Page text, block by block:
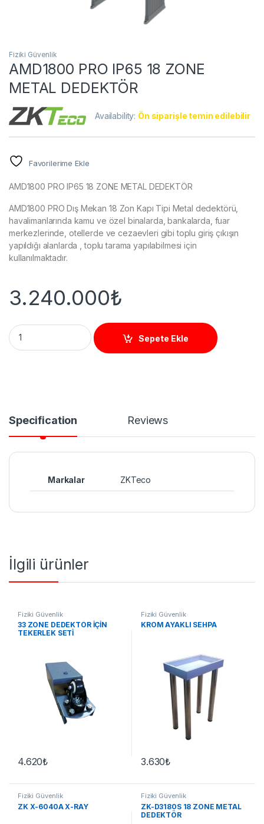
Fiziki Güvenlik
AMD1800 PRO IP65 18 ZONE
METAL DEDEKTÖR
Availability: Ön siparişle temin edilebilir
Favorilerime Ekle
AMD1800 PRO IP65 18 ZONE METAL DEDEKTÖR
AMD1800 PRO Dış Mekan 18 Zon Kapı Tipi Metal dedektörü,
havalimanlarında kamu ve özel binalarda, bankalarda, fuar
merkezlerinde, otellerde ve cezaevleri gibi toplu giriş çıkışın
yapıldığı alanlarda , toplu tarama yapılabilmesi için
kullanılmaktadır.
3.240.000₺
AMD1800 PRO IP65 18 ZONE METAL DEDEKTÖR quantity
Sepete Ekle
Specification Reviews
Markalar ZKTeco
İlgili ürünler
Fiziki Güvenlik
33 ZONE DEDEKTÖR İÇİN
TEKERLEK SETİ
4.620₺
Fiziki Güvenlik
KROM AYAKLI SEHPA
3.630₺
Fiziki Güvenlik
ZK X-6040A X-RAY
Fiziki Güvenlik
ZK-D3180S 18 ZONE METAL
DEDEKTÖR